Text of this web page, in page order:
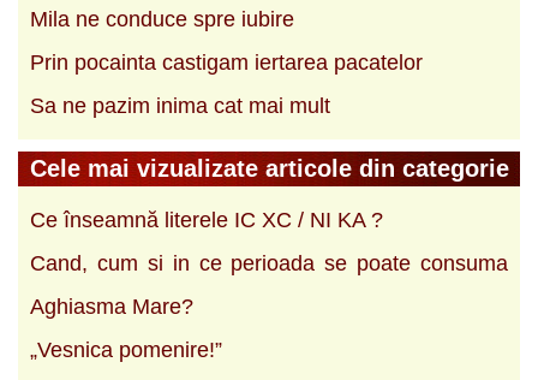
Mila ne conduce spre iubire
Prin pocainta castigam iertarea pacatelor
Sa ne pazim inima cat mai mult
Cele mai vizualizate articole din categorie
Ce înseamnă literele IC XC / NI KA ?
Cand, cum si in ce perioada se poate consuma
Aghiasma Mare?
„Vesnica pomenire!”